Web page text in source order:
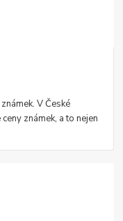
V České
známek, a to nejen